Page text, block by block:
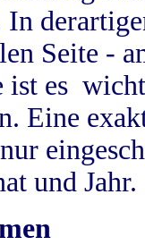
Seite -
ist es
Eine
und Jahr.